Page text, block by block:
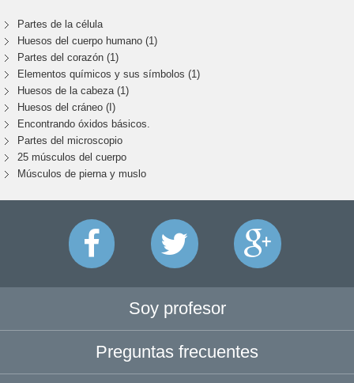
Partes de la célula
Huesos del cuerpo humano (1)
Partes del corazón (1)
Elementos químicos y sus símbolos (1)
Huesos de la cabeza (1)
Huesos del cráneo (I)
Encontrando óxidos básicos.
Partes del microscopio
25 músculos del cuerpo
Músculos de pierna y muslo
Soy profesor
Preguntas frecuentes